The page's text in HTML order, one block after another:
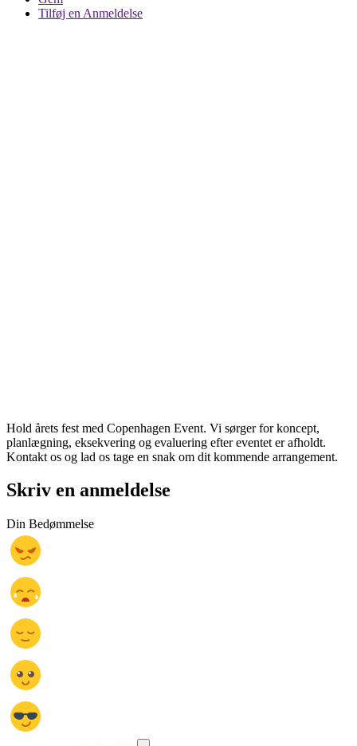
Tilføj en Anmeldelse
Hold årets fest med Copenhagen Event. Vi sørger for koncept,
planlægning, eksekvering og evaluering efter eventet er afholdt.
Kontakt os og lad os tage en snak om dit kommende arrangement.
Skriv en anmeldelse
Din Bedømmelse